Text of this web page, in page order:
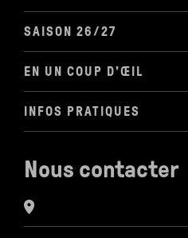
SAISON 26/27
EN UN COUP D'ŒIL
INFOS PRATIQUES
Nous contacter